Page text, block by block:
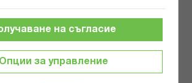
Опции за управление
на съгласие